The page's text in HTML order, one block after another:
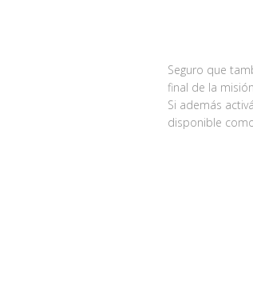
Seguro que
final de la
Si además
disponible